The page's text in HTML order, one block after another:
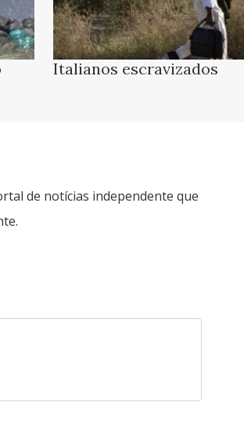
Italianos escravizados
de notícias independente que